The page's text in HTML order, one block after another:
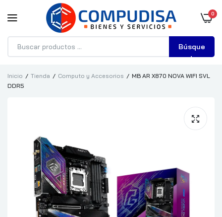
0
Búsque
da
Inicio Tienda Computo y Accesorios
MB AR X870 NOVA WIFI SVL
DDR5